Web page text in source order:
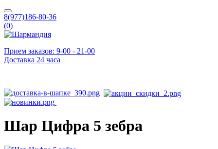
8(977)186-80-36
(0)
Прием заказов: 9-00 - 21-00
Доставка 24 часа
Шар Цифра 5 зебра